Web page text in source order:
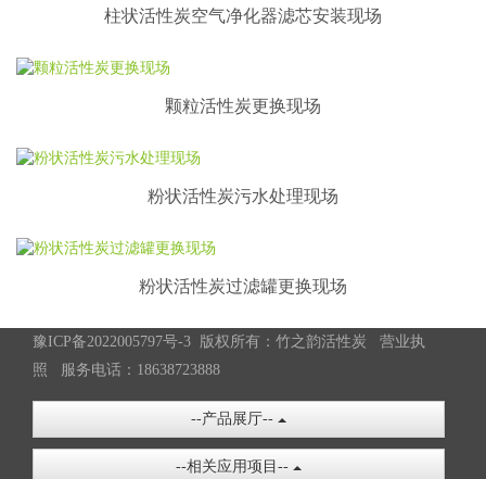
柱状活性炭空气净化器滤芯安装现场
颗粒活性炭更换现场
粉状活性炭污水处理现场
粉状活性炭过滤罐更换现场
豫ICP备2022005797号-3 版权所有：竹之韵活性炭 营业执
照 服务电话：18638723888
--产品展厅--
--相关应用项目--